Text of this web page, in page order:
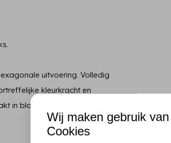
uitvoering. Volledig
kleurkracht en
in blauwe kleur en achterzijde
Wij maken gebruik van
Cookies